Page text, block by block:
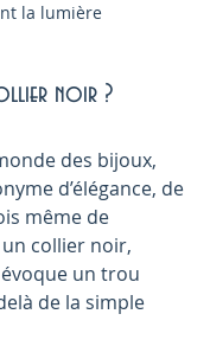
la lumière
noir ?
des bijoux,
d’élégance, de
même de
collier noir,
un trou
de la simple